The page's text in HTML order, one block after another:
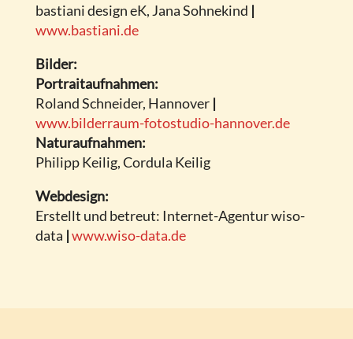
bastiani design eK, Jana Sohnekind |
www.bastiani.de
Bilder:
Portraitaufnahmen:
Roland Schneider, Hannover |
www.bilderraum-fotostudio-hannover.de
Naturaufnahmen:
Philipp Keilig, Cordula Keilig
Webdesign:
Erstellt und betreut: Internet-Agentur wiso-
data |www.wiso-data.de